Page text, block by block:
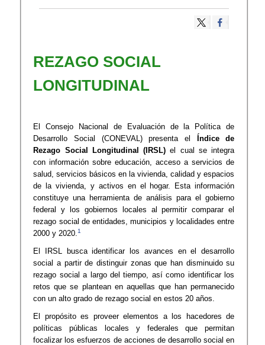
REZAGO SOCIAL
LONGITUDINAL
El Consejo Nacional de Evaluación de la Política de
Desarrollo Social (CONEVAL) presenta el
Índice de
Rezago Social Longitudinal (IRSL) el cual se integra
con información sobre educación, acceso a servicios de
salud, servicios básicos en la vivienda, calidad y espacios
de la vivienda, y activos en el hogar. Esta información
constituye una herramienta de análisis para el gobierno
federal y los gobiernos locales al permitir comparar el
rezago social de entidades, municipios y localidades entre
2000 y 2020.1
El IRSL busca identificar los avances en el desarrollo
social a partir de distinguir zonas que han disminuido su
rezago social a largo del tiempo, así como identificar los
retos que se plantean en aquellas que han permanecido
con un alto grado de rezago social en estos 20 años.
El propósito es proveer elementos a los hacedores de
políticas públicas locales y federales que permitan
focalizar los esfuerzos de acciones de desarrollo social en